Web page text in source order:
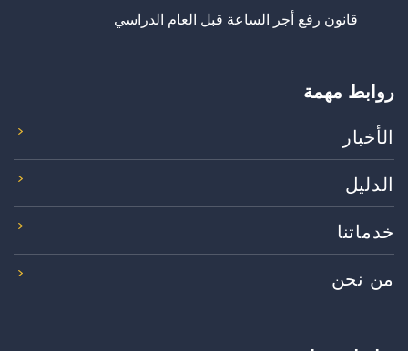
قانون رفع أجر الساعة قبل العام الدراسي
روابط مهمة
الأخبار
الدليل
خدماتنا
من نحن